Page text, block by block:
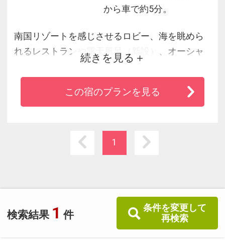
検索結果 1 件
条件を変更して
再検索
から車で約5分。
南国リゾートを感じさせるロビー、海を眺めら
れるレストランや露天風呂（新設）、オーシャ
ンビュー展望風呂付特別室など多彩な部屋タイ
プで癒しの空間が満喫できます。
伊勢湾に映える夕日を眺めながらの海鮮料理
続きを見る
この宿のプランを見る
1